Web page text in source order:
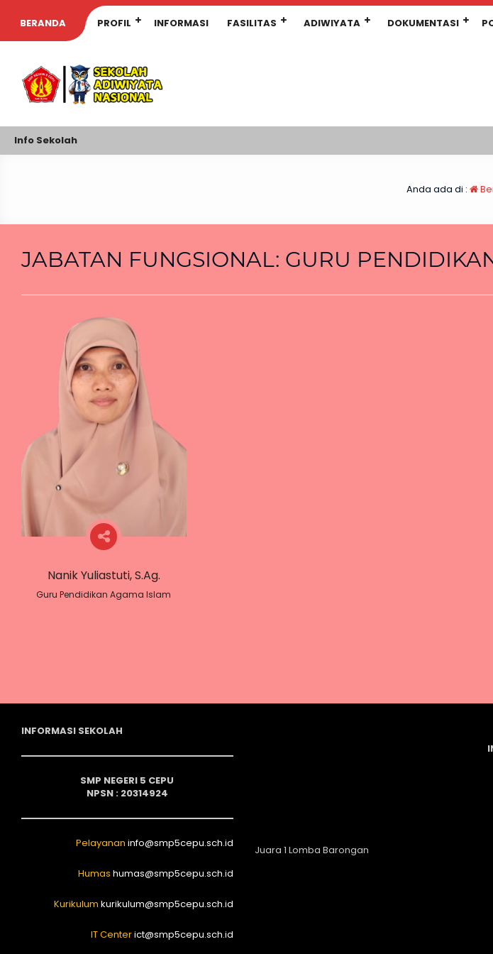
BERANDA PROFIL INFORMASI FASILITAS ADIWIYATA DOKUMENTASI
Info Sekolah
Anda ada di :
JABATAN FUNGSIONAL: GURU
Nanik Yuliastuti, S.Ag.
Guru Pendidikan Agama Islam
INFORMASI SEKOLAH
SMP NEGERI 5 CEPU
NPSN : 20314924
Pelayanan info@smp5cepu.sch.id
Humas humas@smp5cepu.sch.id
Kurikulum kurikulum@smp5cepu.sch.id
IT Centerict@smp5cepu.sch.id
Juara 1 Lomba Barongan